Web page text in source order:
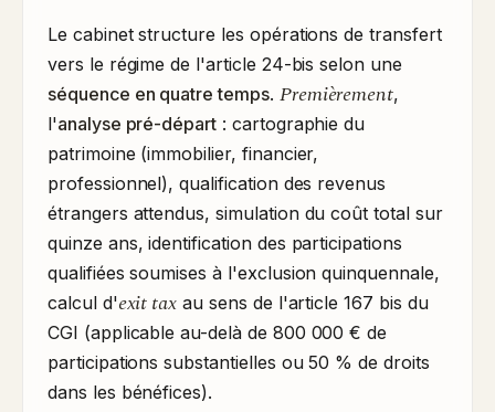
Le cabinet structure les opérations de transfert
vers le régime de l'article 24-bis selon une
séquence en quatre temps. Premièrement,
l'analyse pré-départ : cartographie du
patrimoine (immobilier, financier,
professionnel), qualification des revenus
étrangers attendus, simulation du coût total sur
quinze ans, identification des participations
qualifiées soumises à l'exclusion quinquennale,
calcul d'exit tax au sens de l'article 167 bis du
CGI (applicable au-delà de 800 000 € de
participations substantielles ou 50 % de droits
dans les bénéfices).